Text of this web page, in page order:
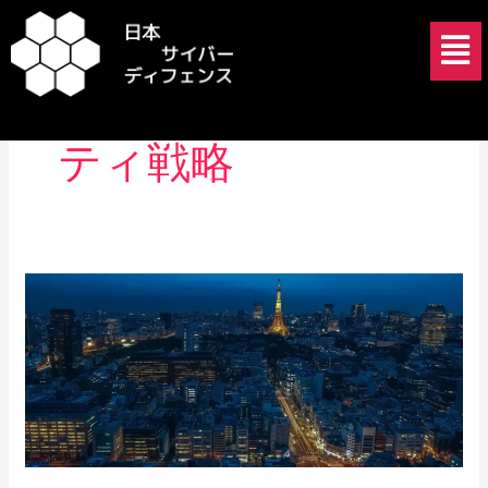
容
を
ッ
メ
ニ
ュ
サイバーセキュリ
ティ戦略
能
動
的
サ
イ
バ
ー
防